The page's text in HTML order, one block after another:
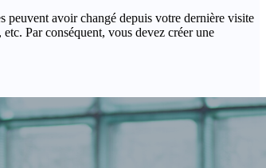
peuvent avoir changé depuis votre dernière visite
Par conséquent, vous devez créer une